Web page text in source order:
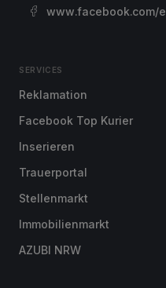
www.facebook.com/
SERVICES
Reklamation
Facebook Top Kurier
Inserieren
Trauerportal
Stellenmarkt
Immobilienmarkt
AZUBI NRW